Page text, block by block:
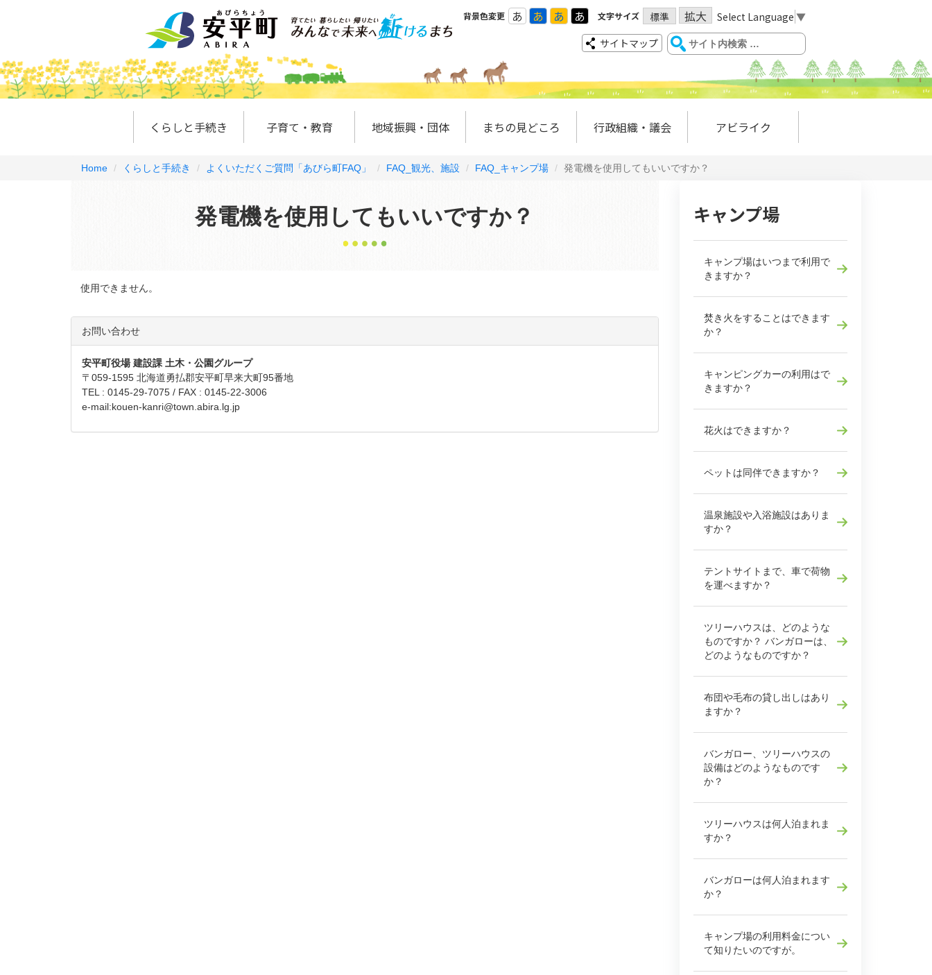
背景色変更 あ あ あ あ 文字サイズ 標準 拡大 Select Language ▼
サイトマップ
くらしと手続き 子育て・教育 地域振興・団体 まちの見どころ 行政組織・議会 アビライク
Home くらしと手続き よくいただくご質問「あびら町FAQ」 FAQ_観光、施設 FAQ_キャンプ場 発電機を使用してもいいですか？
発電機を使用してもいいですか？
使用できません。
お問い合わせ
安平町役場 建設課 土木・公園グループ
〒059-1595 北海道勇払郡安平町早来大町95番地
TEL : 0145-29-7075 / FAX : 0145-22-3006
e-mail:kouen-kanri@town.abira.lg.jp
キャンプ場
キャンプ場はいつまで利用で
きますか？
焚き火をすることはできます
か？
キャンピングカーの利用はで
きますか？
花火はできますか？
ペットは同伴できますか？
温泉施設や入浴施設はありま
すか？
テントサイトまで、車で荷物
を運べますか？
ツリーハウスは、どのような
ものですか？ バンガローは、
どのようなものですか？
布団や毛布の貸し出しはあり
ますか？
バンガロー、ツリーハウスの
設備はどのようなものです
か？
ツリーハウスは何人泊まれま
すか？
バンガローは何人泊まれます
か？
キャンプ場の利用料金につい
て知りたいのですが。